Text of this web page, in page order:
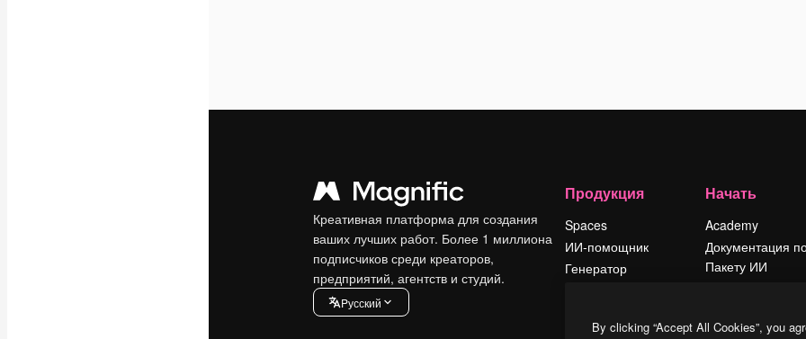
Креативная платформа для создания
ваших лучших работ. Более 1 миллиона
подписчиков среди креаторов,
предприятий, агентств и студий.
Pусский
Продукция
Spaces
ИИ-помощник
Генератор
Начать
Academy
Документация
Пакету ИИ
Условия и
By clicking “Accept All Cookies”, you